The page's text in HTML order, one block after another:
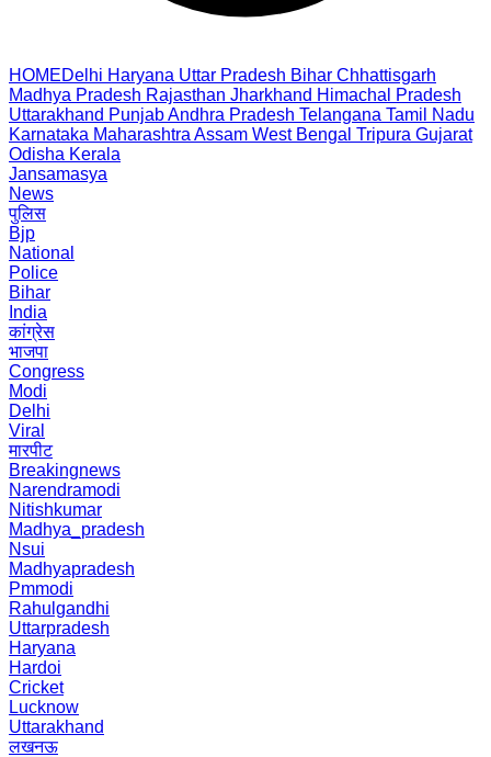
HOMEDelhi Haryana Uttar Pradesh Bihar Chhattisgarh
Madhya Pradesh Rajasthan Jharkhand Himachal Pradesh
Uttarakhand PunjabAndhra Pradesh Telangana Tamil Nadu
Karnataka Maharashtra Assam West Bengal Tripura Gujarat
Odisha Kerala
Jansamasya
News
पुलिस
Bjp
National
Police
Bihar
India
कांग्रेस
भाजपा
Congress
Modi
Delhi
Viral
मारपीट
Breakingnews
Narendramodi
Nitishkumar
Madhya_pradesh
Nsui
Madhyapradesh
Pmmodi
Rahulgandhi
Uttarpradesh
Haryana
Hardoi
Cricket
Lucknow
Uttarakhand
लखनऊ